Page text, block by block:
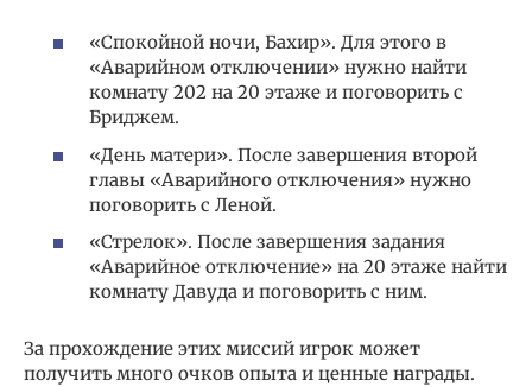
«Спокойной ночи, Бахир». Для этого в
«Аварийном отключении» нужно найти
комнату 202 на 20 этаже и поговорить с
Бриджем.
«День матери». После завершения второй
главы «Аварийного отключения» нужно
поговорить с Леной.
«Стрелок». После завершения задания
«Аварийное отключение» на 20 этаже найти
комнату Давуда и поговорить с ним.
За прохождение этих миссий игрок может
получить много очков опыта и ценные награды.